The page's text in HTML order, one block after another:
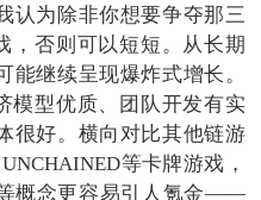
认为除非你想要争夺那三
，否则可以短短。从长期
继续呈现爆炸式增长。
模型优质、团队开发有实
很好。横向对比其他链游
等卡牌游戏，
概念更容易引人氪金——